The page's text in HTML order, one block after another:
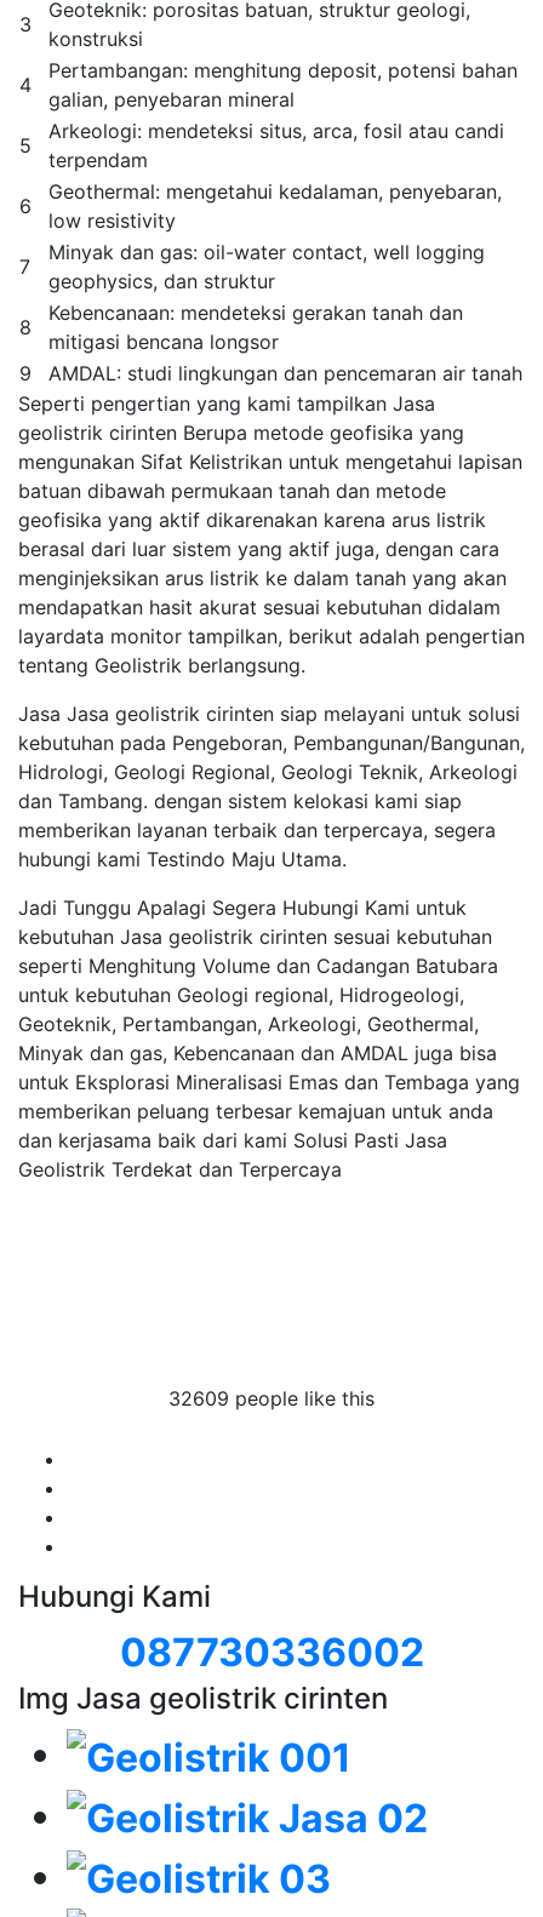
3
Geoteknik: porositas batuan, struktur geologi,
konstruksi
4
Pertambangan: menghitung deposit, potensi bahan
galian, penyebaran mineral
5
Arkeologi: mendeteksi situs, arca, fosil atau candi
terpendam
6
Geothermal: mengetahui kedalaman, penyebaran,
low resistivity
7
Minyak dan gas: oil-water contact, well logging
geophysics, dan struktur
8
Kebencanaan: mendeteksi gerakan tanah dan
mitigasi bencana longsor
9
AMDAL: studi lingkungan dan pencemaran air tanah
Seperti pengertian yang kami tampilkan Jasa
geolistrik cirinten Berupa metode geofisika yang
mengunakan Sifat Kelistrikan untuk mengetahui lapisan
batuan dibawah permukaan tanah dan metode
geofisika yang aktif dikarenakan karena arus listrik
berasal dari luar sistem yang aktif juga, dengan cara
menginjeksikan arus listrik ke dalam tanah yang akan
mendapatkan hasit akurat sesuai kebutuhan didalam
layardata monitor tampilkan, berikut adalah pengertian
tentang Geolistrik berlangsung.
Jasa Jasa geolistrik cirinten siap melayani untuk solusi
kebutuhan pada Pengeboran, Pembangunan/Bangunan,
Hidrologi, Geologi Regional, Geologi Teknik, Arkeologi
dan Tambang. dengan sistem kelokasi kami siap
memberikan layanan terbaik dan terpercaya, segera
hubungi kami Testindo Maju Utama.
Jadi Tunggu Apalagi Segera Hubungi Kami untuk
kebutuhan Jasa geolistrik cirinten sesuai kebutuhan
seperti Menghitung Volume dan Cadangan Batubara
untuk kebutuhan Geologi regional, Hidrogeologi,
Geoteknik, Pertambangan, Arkeologi, Geothermal,
Minyak dan gas, Kebencanaan dan AMDAL juga bisa
untuk Eksplorasi Mineralisasi Emas dan Tembaga yang
memberikan peluang terbesar kemajuan untuk anda
dan kerjasama baik dari kami Solusi Pasti Jasa
Geolistrik Terdekat dan Terpercaya
32609 people like this
Hubungi Kami
087730336002
Img Jasa geolistrik cirinten